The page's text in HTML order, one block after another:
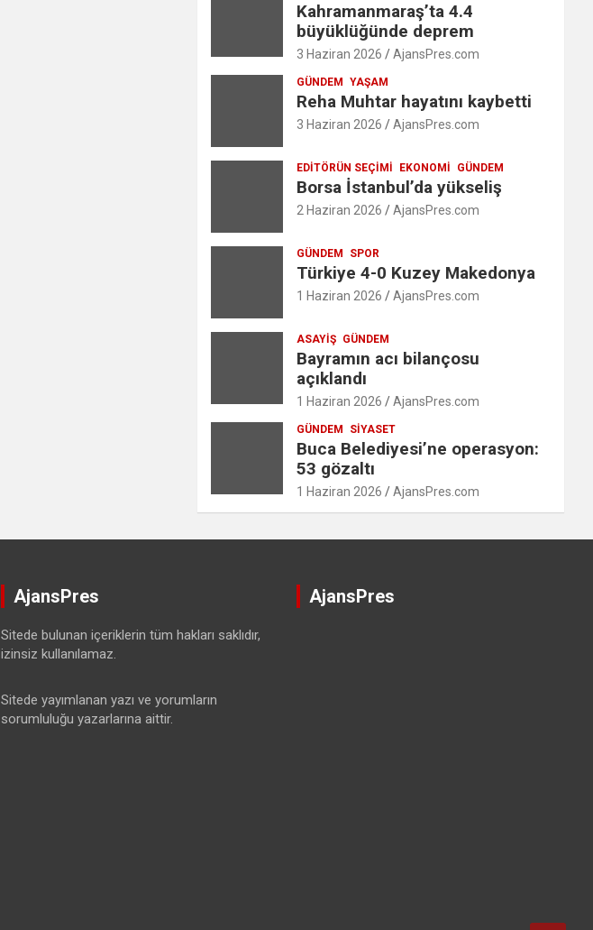
Kahramanmaraş’ta 4.4
büyüklüğünde deprem
3 Haziran 2026 AjansPres.com
GÜNDEM YAŞAM
Reha Muhtar hayatını kaybetti
3 Haziran 2026 AjansPres.com
EDITÖRÜN SEÇIMI EKONOMI GÜNDEM
Borsa İstanbul’da yükseliş
2 Haziran 2026 AjansPres.com
GÜNDEM SPOR
Türkiye 4-0 Kuzey Makedonya
1 Haziran 2026 AjansPres.com
ASAYIŞ GÜNDEM
Bayramın acı bilançosu
açıklandı
1 Haziran 2026 AjansPres.com
GÜNDEM SIYASET
Buca Belediyesi’ne operasyon:
53 gözaltı
1 Haziran 2026 AjansPres.com
AjansPres
Sitede bulunan içeriklerin tüm hakları saklıdır,
izinsiz kullanılamaz.
Sitede yayımlanan yazı ve yorumların
sorumluluğu yazarlarına aittir.
AjansPres